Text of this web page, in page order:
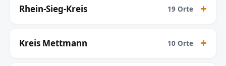
Rhein-Sieg-Kreis 19 Orte
Kreis Mettmann 10 Orte